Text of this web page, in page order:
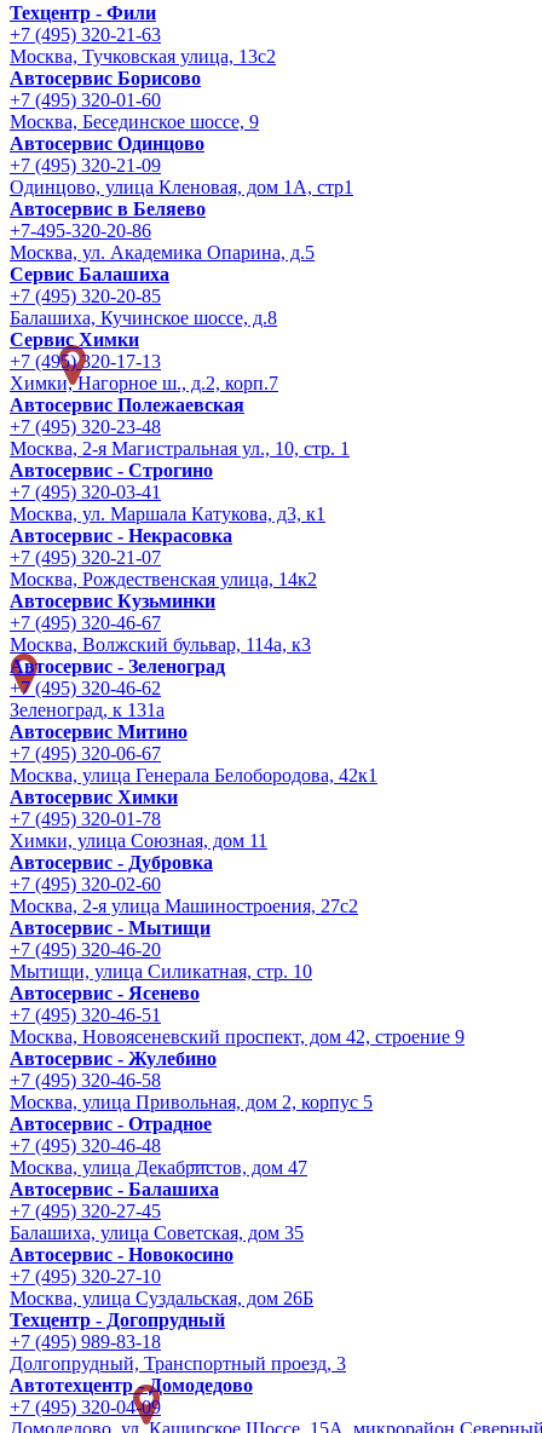
Техцентр - Фили
+7 (495) 320-21-63
Москва, Тучковская улица, 13с2
Автосервис Борисово
+7 (495) 320-01-60
Москва, Бесединское шоссе, 9
Автосервис Одинцово
+7 (495) 320-21-09
Одинцово, улица Кленовая, дом 1А, стр1
Автосервис в Беляево
+7-495-320-20-86
Москва, ул. Академика Опарина, д.5
Сервис Балашиха
+7 (495) 320-20-85
Балашиха, Кучинское шоссе, д.8
Сервис Химки
+7 (495) 320-17-13
Химки, Нагорное ш., д.2, корп.7
Автосервис Полежаевская
+7 (495) 320-23-48
Москва, 2-я Магистральная ул., 10, стр. 1
Автосервис - Строгино
+7 (495) 320-03-41
Москва, ул. Маршала Катукова, д3, к1
Автосервис - Некрасовка
+7 (495) 320-21-07
Москва, Рождественская улица, 14к2
Автосервис Кузьминки
+7 (495) 320-46-67
Москва, Волжский бульвар, 114а, к3
Автосервис - Зеленоград
+7 (495) 320-46-62
Зеленоград, к 131а
Автосервис Митино
+7 (495) 320-06-67
Москва, улица Генерала Белобородова, 42к1
Автосервис Химки
+7 (495) 320-01-78
Химки, улица Союзная, дом 11
Автосервис - Дубровка
+7 (495) 320-02-60
Москва, 2-я улица Машиностроения, 27с2
Автосервис - Мытищи
+7 (495) 320-46-20
Мытищи, улица Силикатная, стр. 10
Автосервис - Ясенево
+7 (495) 320-46-51
Москва, Новоясеневский проспект, дом 42, строение 9
Автосервис - Жулебино
+7 (495) 320-46-58
Москва, улица Привольная, дом 2, корпус 5
Автосервис - Отрадное
+7 (495) 320-46-48
Москва, улица Декабристов, дом 47
Автосервис - Балашиха
+7 (495) 320-27-45
Балашиха, улица Советская, дом 35
Автосервис - Новокосино
+7 (495) 320-27-10
Москва, улица Суздальская, дом 26Б
Техцентр - Догопрудный
+7 (495) 989-83-18
Долгопрудный, Транспортный проезд, 3
Автотехцентр - Домодедово
+7 (495) 320-04-09
Домодедово, ул. Каширское Шоссе, 15А, микрорайон